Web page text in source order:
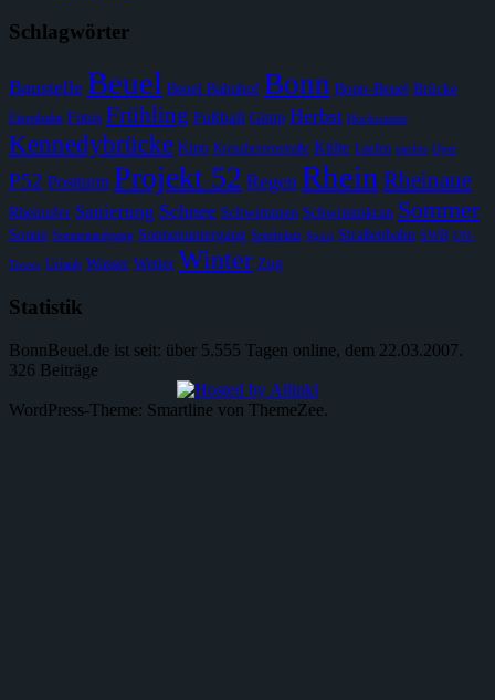
Schlagwörter
Baustelle Beuel Beuel Bahnhof Bonn Bonn-Beuel Brücke
Eisenbahn Fotos Frühling Fußball Gimp Herbst Hochwasser
Kennedybrücke Kino Kreuzherrenstraße Kälte Laufen nachts Oper
P52 Postturm Projekt 52 Regen Rhein Rheinaue
Rheinufer Sanierung Schnee Schwimmen Schwimmkran Sommer
Sonne Sonnenaufgang Sonnenuntergang Spielplatz Sport Straßenbahn SWB UN-
Tower Urlaub Wasser Wetter Winter Zug
Statistik
BonnBeuel.de ist seit: über 5.555 Tagen online, dem 22.03.2007.
326 Beiträge
WordPress-Theme: Smartline von ThemeZee.